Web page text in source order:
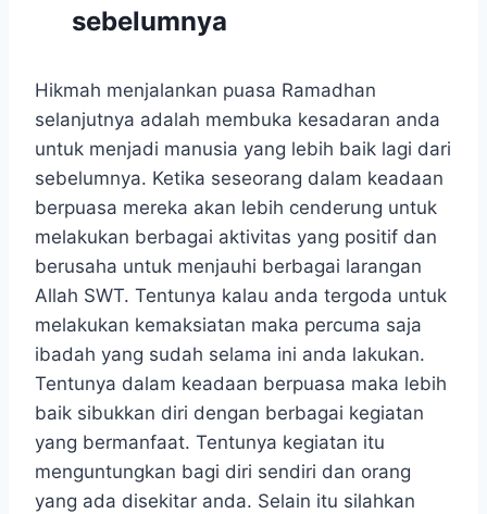
sebelumnya
Hikmah menjalankan puasa Ramadhan
selanjutnya adalah membuka kesadaran anda
untuk menjadi manusia yang lebih baik lagi dari
sebelumnya. Ketika seseorang dalam keadaan
berpuasa mereka akan lebih cenderung untuk
melakukan berbagai aktivitas yang positif dan
berusaha untuk menjauhi berbagai larangan
Allah SWT. Tentunya kalau anda tergoda untuk
melakukan kemaksiatan maka percuma saja
ibadah yang sudah selama ini anda lakukan.
Tentunya dalam keadaan berpuasa maka lebih
baik sibukkan diri dengan berbagai kegiatan
yang bermanfaat. Tentunya kegiatan itu
menguntungkan bagi diri sendiri dan orang
yang ada disekitar anda. Selain itu silahkan